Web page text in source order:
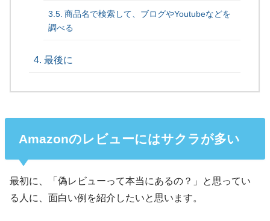
商品名で検索して、ブログやYoutubeなどを
調べる
最後に
Amazonのレビューにはサクラが多い
最初に、「偽レビューって本当にあるの？」と思ってい
る人に、面白い例を紹介したいと思います。